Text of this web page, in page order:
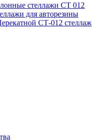
стеллажи СТ 012
для авторезины
СТ-012 стеллаж